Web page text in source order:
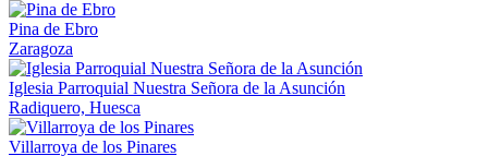
Pina de Ebro
Zaragoza
Iglesia Parroquial Nuestra Señora de la Asunción
Radiquero, Huesca
Villarroya de los Pinares